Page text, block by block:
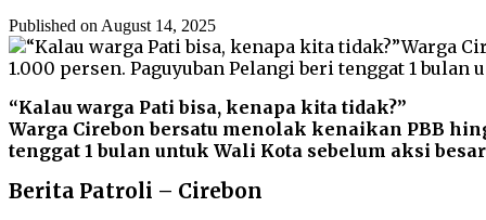
Published on August 14, 2025
“Kalau warga Pati bisa, kenapa kita tidak?”
Warga Cirebon bersatu menolak kenaikan PBB
tenggat 1 bulan untuk Wali Kota sebelum aksi
Berita Patroli – Cirebon